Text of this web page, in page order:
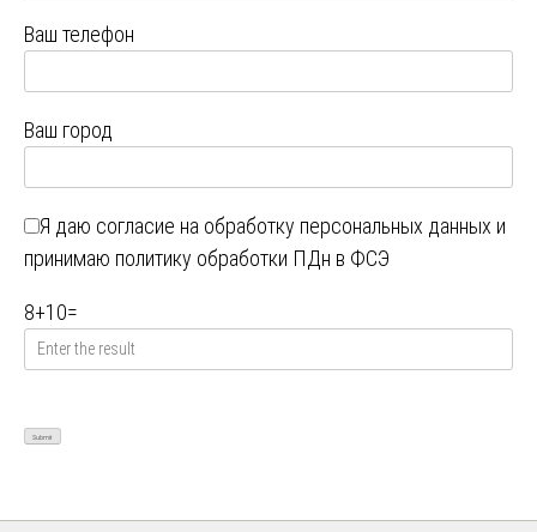
Ваш телефон
Ваш город
Я даю согласие на обработку персональных данных и
принимаю политику обработки ПДн в ФСЭ
8+10=